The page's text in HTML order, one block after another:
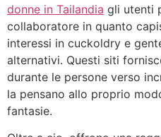
donne in Tailandia gli utenti
collaboratore in quanto
interessi in cuckoldry e
alternativi. Questi siti
durante le persone verso
la pensano allo proprio
fantasie.